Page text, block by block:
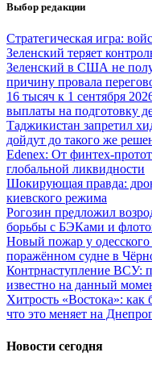
Выбор редакции
Стратегическая игра:
Зеленский теряет
Зеленский в США не
причину провала
16 тысяч к 1 сентября
выплаты на подготовку
Таджикистан запретил
дойдут до такого же
Edenex: От финтех-
глобальной ликвидности
Шокирующая правда:
киевского режима
Рогозин предложил
борьбы с БЭКами и
Новый пожар у одесского
поражённом судне в
Контрнаступление ВСУ:
известно на данный
Хитрость «Востока»:
что это меняет на
Новости сегодня